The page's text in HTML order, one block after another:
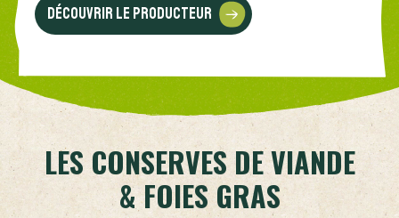
Découvrir le producteur
LES CONSERVES DE VIANDE
& FOIES GRAS